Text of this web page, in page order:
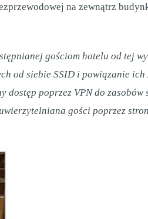
na zewnątrz
gościom hotelu od tej
od siebie SSID i powiązanie ich
dostęp poprzez VPN do zasobów
uwierzytelniana gości poprzez